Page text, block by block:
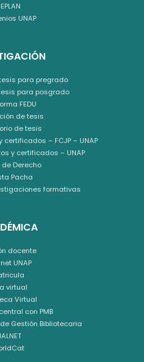
UNAP
para pregrado
para posgrado
FEDU
de tesis
de tesis
certificados – FCJP – UNAP
y certificados – UNAP
de Derecho
Pacha
formativas
docente
UNAP
virtual
Virtual
con PMB
Gestión Bibliotecaria